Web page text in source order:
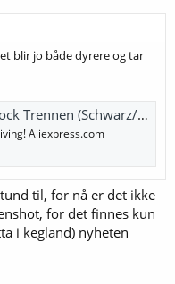
blir jo både dyrere og tar
und Kragen HOMBERE ,BREWY, BIER BRAUEN|Bier brauen| - AliExpress
Aliexpress.com
til, for nå er det ikke
for det finnes kun
i kegland) nyheten